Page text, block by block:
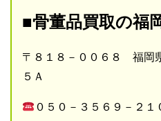
■骨董品買取の福
〒８１８－００６８ 福岡
５Ａ
０５０－３５６９－２１